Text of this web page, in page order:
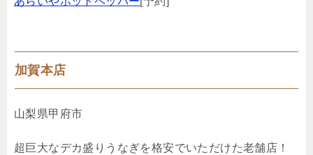
加賀本店
山梨県甲府市
超巨大なデカ盛りうなぎを格安でいただけた老舗店！